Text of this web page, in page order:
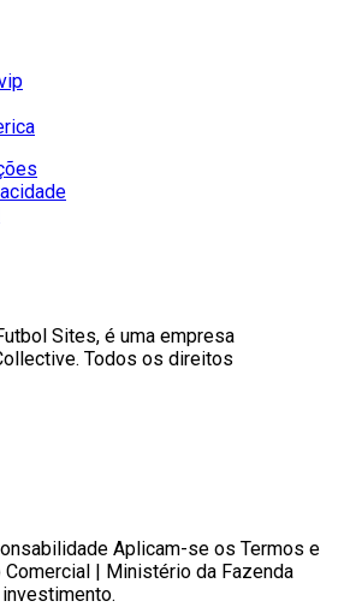
Sites, é uma empresa
Todos os direitos
Aplicam-se os Termos e
| Ministério da Fazenda